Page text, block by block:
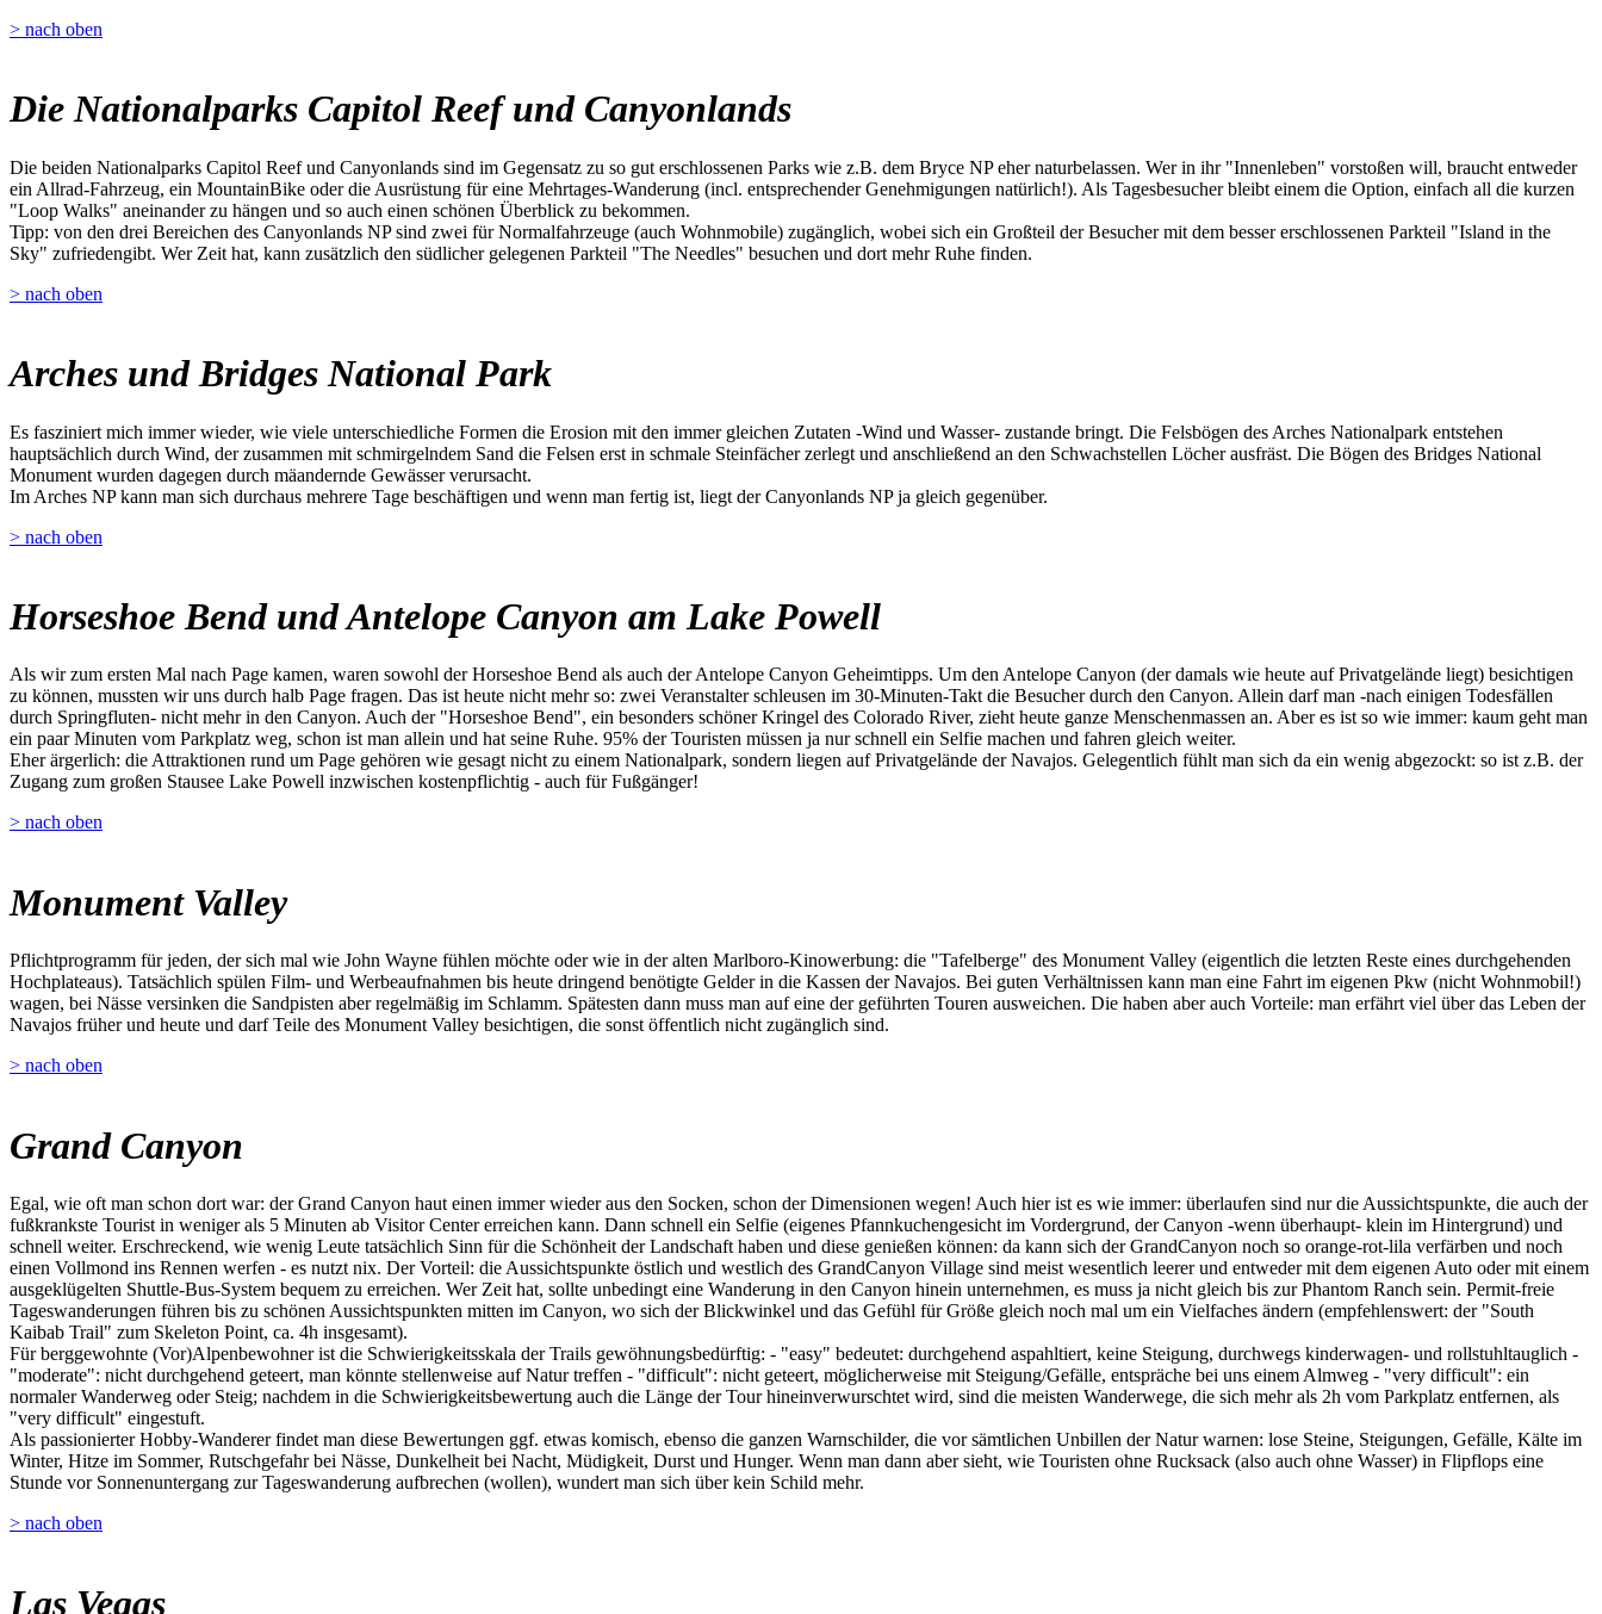
> nach oben
Die Nationalparks Capitol Reef und Canyonlands
Die beiden Nationalparks Capitol Reef und Canyonlands sind im Gegensatz zu so gut erschlossenen Parks wie z.B. dem Bryce NP eher naturbelassen. Wer in ihr "Innenleben" vorstoßen will, braucht entweder
ein Allrad-Fahrzeug, ein MountainBike oder die Ausrüstung für eine Mehrtages-Wanderung (incl. entsprechender Genehmigungen natürlich!). Als Tagesbesucher bleibt einem die Option, einfach all die kurzen
"Loop Walks" aneinander zu hängen und so auch einen schönen Überblick zu bekommen.
Tipp: von den drei Bereichen des Canyonlands NP sind zwei für Normalfahrzeuge (auch Wohnmobile) zugänglich, wobei sich ein Großteil der Besucher mit dem besser erschlossenen Parkteil "Island in the
Sky" zufriedengibt. Wer Zeit hat, kann zusätzlich den südlicher gelegenen Parkteil "The Needles" besuchen und dort mehr Ruhe finden.
> nach oben
Arches und Bridges National Park
Es fasziniert mich immer wieder, wie viele unterschiedliche Formen die Erosion mit den immer gleichen Zutaten -Wind und Wasser- zustande bringt. Die Felsbögen des Arches Nationalpark entstehen
hauptsächlich durch Wind, der zusammen mit schmirgelndem Sand die Felsen erst in schmale Steinfächer zerlegt und anschließend an den Schwachstellen Löcher ausfräst. Die Bögen des Bridges National
Monument wurden dagegen durch mäandernde Gewässer verursacht.
Im Arches NP kann man sich durchaus mehrere Tage beschäftigen und wenn man fertig ist, liegt der Canyonlands NP ja gleich gegenüber.
> nach oben
Horseshoe Bend und Antelope Canyon am Lake Powell
Als wir zum ersten Mal nach Page kamen, waren sowohl der Horseshoe Bend als auch der Antelope Canyon Geheimtipps. Um den Antelope Canyon (der damals wie heute auf Privatgelände liegt) besichtigen
zu können, mussten wir uns durch halb Page fragen. Das ist heute nicht mehr so: zwei Veranstalter schleusen im 30-Minuten-Takt die Besucher durch den Canyon. Allein darf man -nach einigen Todesfällen
durch Springfluten- nicht mehr in den Canyon. Auch der "Horseshoe Bend", ein besonders schöner Kringel des Colorado River, zieht heute ganze Menschenmassen an. Aber es ist so wie immer: kaum geht man
ein paar Minuten vom Parkplatz weg, schon ist man allein und hat seine Ruhe. 95% der Touristen müssen ja nur schnell ein Selfie machen und fahren gleich weiter.
Eher ärgerlich: die Attraktionen rund um Page gehören wie gesagt nicht zu einem Nationalpark, sondern liegen auf Privatgelände der Navajos. Gelegentlich fühlt man sich da ein wenig abgezockt: so ist z.B. der
Zugang zum großen Stausee Lake Powell inzwischen kostenpflichtig - auch für Fußgänger!
> nach oben
Monument Valley
Pflichtprogramm für jeden, der sich mal wie John Wayne fühlen möchte oder wie in der alten Marlboro-Kinowerbung: die "Tafelberge" des Monument Valley (eigentlich die letzten Reste eines durchgehenden
Hochplateaus). Tatsächlich spülen Film- und Werbeaufnahmen bis heute dringend benötigte Gelder in die Kassen der Navajos. Bei guten Verhältnissen kann man eine Fahrt im eigenen Pkw (nicht Wohnmobil!)
wagen, bei Nässe versinken die Sandpisten aber regelmäßig im Schlamm. Spätesten dann muss man auf eine der geführten Touren ausweichen. Die haben aber auch Vorteile: man erfährt viel über das Leben der
Navajos früher und heute und darf Teile des Monument Valley besichtigen, die sonst öffentlich nicht zugänglich sind.
> nach oben
Grand Canyon
Egal, wie oft man schon dort war: der Grand Canyon haut einen immer wieder aus den Socken, schon der Dimensionen wegen! Auch hier ist es wie immer: überlaufen sind nur die Aussichtspunkte, die auch der
fußkrankste Tourist in weniger als 5 Minuten ab Visitor Center erreichen kann. Dann schnell ein Selfie (eigenes Pfannkuchengesicht im Vordergrund, der Canyon -wenn überhaupt- klein im Hintergrund) und
schnell weiter. Erschreckend, wie wenig Leute tatsächlich Sinn für die Schönheit der Landschaft haben und diese genießen können: da kann sich der GrandCanyon noch so orange-rot-lila verfärben und noch
einen Vollmond ins Rennen werfen - es nutzt nix. Der Vorteil: die Aussichtspunkte östlich und westlich des GrandCanyon Village sind meist wesentlich leerer und entweder mit dem eigenen Auto oder mit einem
ausgeklügelten Shuttle-Bus-System bequem zu erreichen. Wer Zeit hat, sollte unbedingt eine Wanderung in den Canyon hinein unternehmen, es muss ja nicht gleich bis zur Phantom Ranch sein. Permit-freie
Tageswanderungen führen bis zu schönen Aussichtspunkten mitten im Canyon, wo sich der Blickwinkel und das Gefühl für Größe gleich noch mal um ein Vielfaches ändern (empfehlenswert: der "South
Kaibab Trail" zum Skeleton Point, ca. 4h insgesamt).
Für berggewohnte (Vor)Alpenbewohner ist die Schwierigkeitsskala der Trails gewöhnungsbedürftig: - "easy" bedeutet: durchgehend aspahltiert, keine Steigung, durchwegs kinderwagen- und rollstuhltauglich -
"moderate": nicht durchgehend geteert, man könnte stellenweise auf Natur treffen - "difficult": nicht geteert, möglicherweise mit Steigung/Gefälle, entspräche bei uns einem Almweg - "very difficult": ein
normaler Wanderweg oder Steig; nachdem in die Schwierigkeitsbewertung auch die Länge der Tour hineinverwurschtet wird, sind die meisten Wanderwege, die sich mehr als 2h vom Parkplatz entfernen, als
"very difficult" eingestuft.
Als passionierter Hobby-Wanderer findet man diese Bewertungen ggf. etwas komisch, ebenso die ganzen Warnschilder, die vor sämtlichen Unbillen der Natur warnen: lose Steine, Steigungen, Gefälle, Kälte im
Winter, Hitze im Sommer, Rutschgefahr bei Nässe, Dunkelheit bei Nacht, Müdigkeit, Durst und Hunger. Wenn man dann aber sieht, wie Touristen ohne Rucksack (also auch ohne Wasser) in Flipflops eine
Stunde vor Sonnenuntergang zur Tageswanderung aufbrechen (wollen), wundert man sich über kein Schild mehr.
> nach oben
Las Vegas